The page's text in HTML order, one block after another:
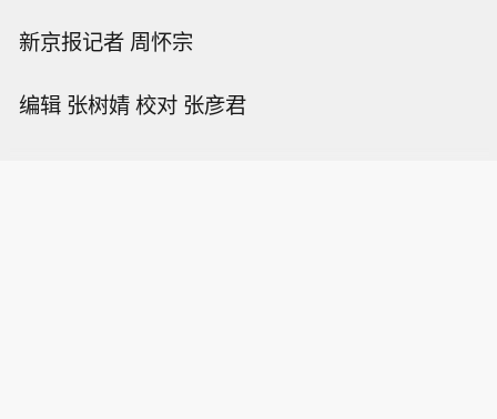
新京报记者 周怀宗
编辑 张树婧 校对 张彦君